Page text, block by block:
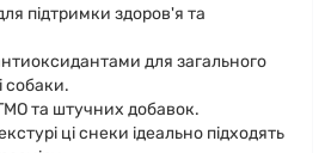
підтримки здоров'я та
для загального
собаки.
та штучних добавок.
ці снеки ідеально підходять